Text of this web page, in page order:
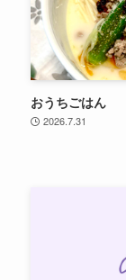
おうちごはん
2026.7.31